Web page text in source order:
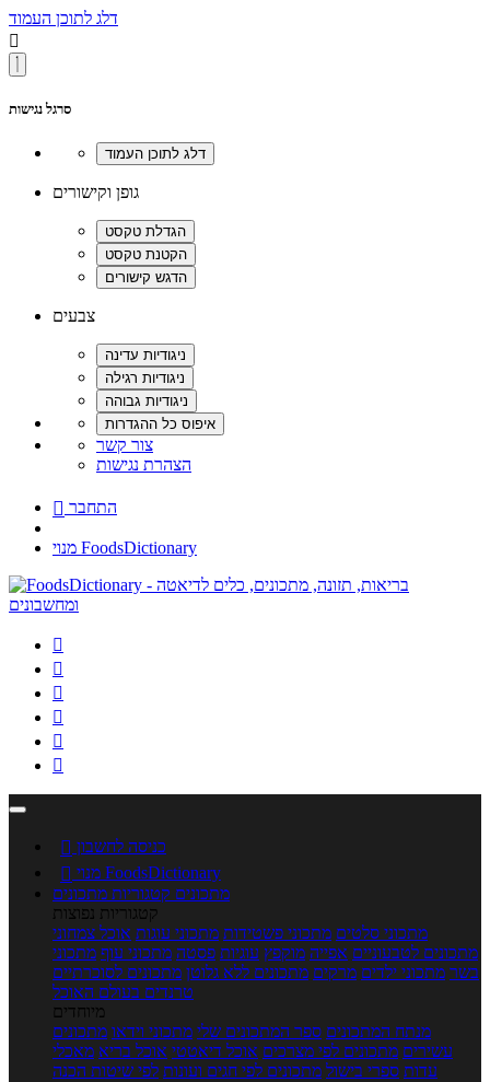
דלג לתוכן העמוד

סרגל נגישות
גופן וקישורים
צבעים
צור קשר
הצהרת נגישות
 התחבר
מנוי FoodsDictionary






 כניסה לחשבון

מנוי FoodsDictionary
מתכונים קטגוריות מתכונים
קטגוריות נפוצות
מתכוני סלטים מתכוני פשטידות מתכוני עוגות אוכל צמחוני
מתכונים לטבעוניים אפייה מוקפץ עוגיות פסטה מתכוני עוף מתכוני
בשר מתכוני ילדים מרקים מתכונים ללא גלוטן מתכונים לסוכרתיים
טרנדים בעולם האוכל
מיוחדים
מנתח המתכונים ספר המתכונים שלי מתכוני וידאו מתכונים
עשירים מתכונים לפי מצרכים אוכל דיאטטי אוכל בריא מאכלי
עדות ספרי בישול מתכונים לפי חגים ועונות לפי שיטות הכנה